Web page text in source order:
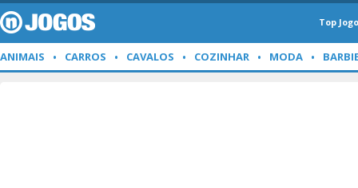
Top
ANIMAIS CARROS CAVALOS COZINHAR MODA